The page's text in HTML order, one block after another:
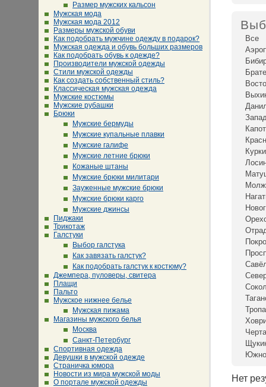
Размер мужских кальсон
Мужская мода
Мужская мода 2012
Размеры мужской обуви
Как подобрать мужчине одежду в подарок?
Мужская одежда и обувь больших размеров
Как подобрать обувь к одежде?
Производители мужской одежды
Стили мужской одежды
Как создать собственный стиль?
Классическая мужская одежда
Мужские костюмы
Мужские рубашки
Брюки
Мужские бермуды
Мужские купальные плавки
Мужские галифе
Мужские летние брюки
Кожаные штаны
Мужские брюки милитари
Зауженные мужские брюки
Мужские брюки карго
Мужские джинсы
Пиджаки
Трикотаж
Галстуки
Выбор галстука
Как завязать галстук?
Как подобрать галстук к костюму?
Джемпера, пуловеры, свитера
Плащи
Пальто
Мужское нижнее белье
Мужская пижама
Магазины мужского белья
Москва
Санкт-Петербург
Спортивная одежда
Девушки в мужской одежде
Страничка юмора
Новости из мира мужской моды
О портале мужской одежды
Все
Нет